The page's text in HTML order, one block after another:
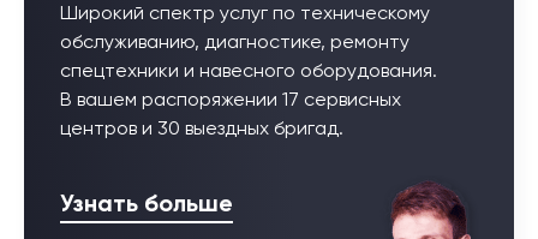
Широкий спектр услуг по техническому
обслуживанию, диагностике, ремонту
спецтехники и навесного оборудования.
В вашем распоряжении 17 сервисных
центров и 30 выездных бригад.
Узнать больше